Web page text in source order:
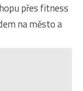
přes fitness
na město a